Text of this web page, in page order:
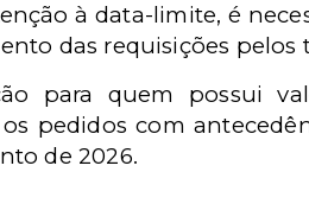
à data-limite, é
das requisições pelos
para quem possui
pedidos com
de 2026.